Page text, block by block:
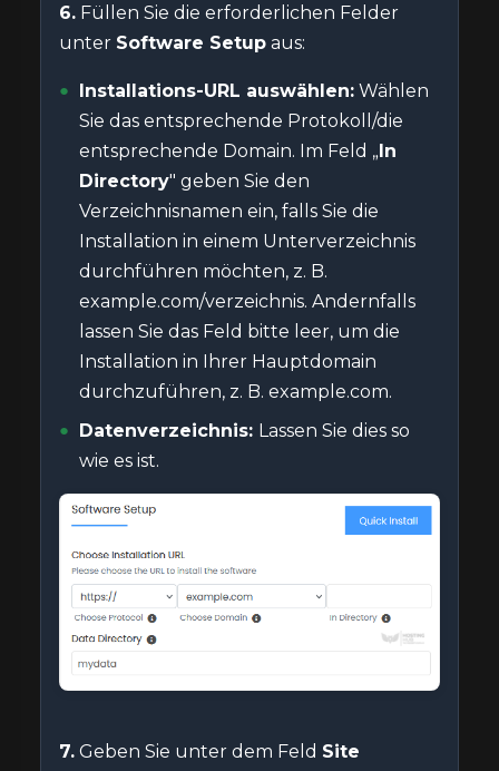
6. Füllen Sie die erforderlichen Felder
unter Software Setup aus:
Installations-URL auswählen: Wählen
Sie das entsprechende Protokoll/die
entsprechende Domain. Im Feld „In
Directory" geben Sie den
Verzeichnisnamen ein, falls Sie die
Installation in einem Unterverzeichnis
durchführen möchten, z. B.
example.com/verzeichnis. Andernfalls
lassen Sie das Feld bitte leer, um die
Installation in Ihrer Hauptdomain
durchzuführen, z. B. example.com.
Datenverzeichnis: Lassen Sie dies so
wie es ist.
7. Geben Sie unter dem Feld Site